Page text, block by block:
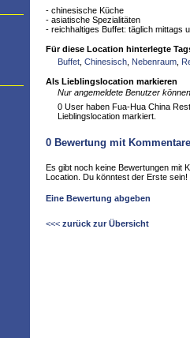
- chinesische Küche
- asiatische Spezialitäten
- reichhaltiges Buffet: täglich mittags
Für diese Location hinterlegte
Buffet Chinesisch Nebenraum
Als Lieblingslocation markieren
Nur angemeldete Benutzer
0 User haben Fua-Hua China
Lieblingslocation markiert.
0 Bewertung mit
Es gibt noch keine Bewertungen mit
Location. Du könntest der Erste sein!
Eine Bewertung abgeben
<<< zurück zur Übersicht